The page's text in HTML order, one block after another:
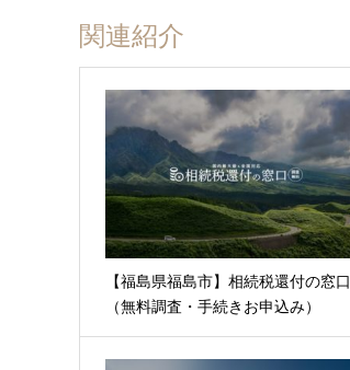
関連紹介
【福島県福島市】相続税還付の窓口
（無料調査・手続きお申込み）